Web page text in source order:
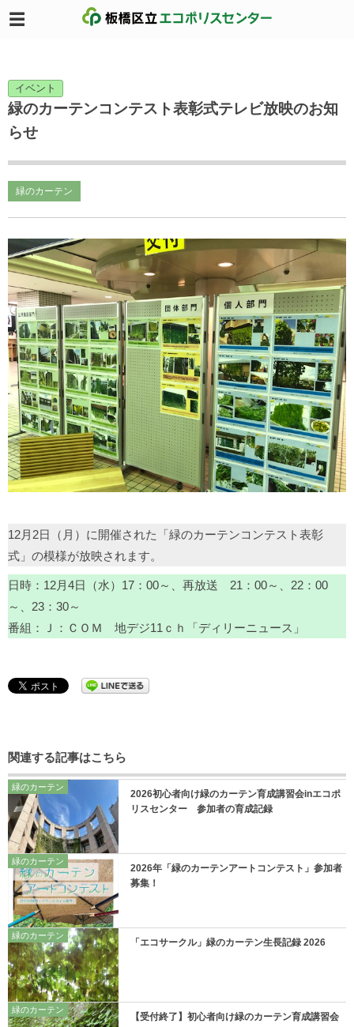
イベント
緑のカーテンコンテスト表彰式テレビ放映のお知
らせ
緑のカーテン
12月2日（月）に開催された「緑のカーテンコンテスト表彰
式」の模様が放映されます。
日時：12月4日（水）17：00～、再放送 21：00～、22：00
～、23：30～
番組：Ｊ：ＣＯＭ 地デジ11ｃｈ「ディリーニュース」
関連する記事はこちら
緑のカーテン
2026初心者向け緑のカーテン育成講習会inエコポ
リスセンター 参加者の育成記録
緑のカーテン
2026年「緑のカーテンアートコンテスト」参加者
募集！
緑のカーテン
「エコサークル」緑のカーテン生長記録 2026
緑のカーテン
【受付終了】初心者向け緑のカーテン育成講習会